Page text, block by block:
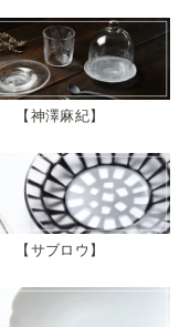
神澤麻紀
サブロウ